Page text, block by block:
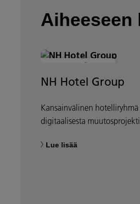
MODERNI TYÖPAIKKA
NH Hotel Group
Kansainvälinen
digitaalisesta
Lue lisää